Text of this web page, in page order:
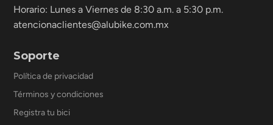
Horario: Lunes a Viernes de 8:30 a.m. a 5:30 p.m.
atencionaclientes@alubike.com.mx
Soporte
Política de privacidad
Términos y condiciones
Registra tu bici